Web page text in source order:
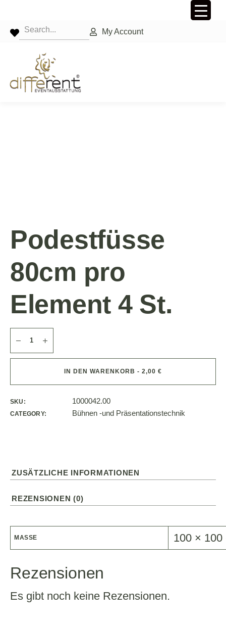
My Account
Podestfüsse
80cm pro
Element 4 St.
IN DEN WARENKORB - 2,00 €
SKU: 1000042.00
CATEGORY: Bühnen -und Präsentationstechnik
ZUSÄTZLICHE INFORMATIONEN
REZENSIONEN (0)
MASSE 100 × 100
Rezensionen
Es gibt noch keine Rezensionen.